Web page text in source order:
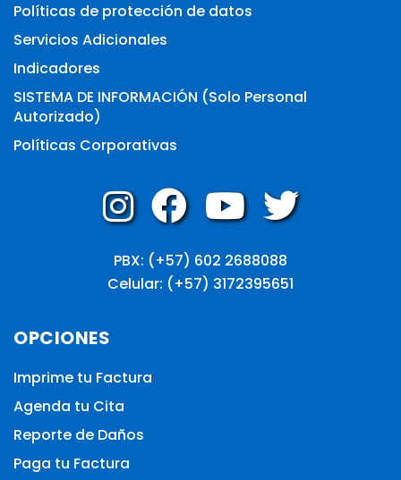
Políticas de protección de datos
Servicios Adicionales
Indicadores
SISTEMA DE INFORMACIÓN (Solo Personal
Autorizado)
Políticas Corporativas
PBX: (+57) 602 2688088
Celular: (+57) 3172395651
OPCIONES
Imprime tu Factura
Agenda tu Cita
Reporte de Daños
Paga tu Factura